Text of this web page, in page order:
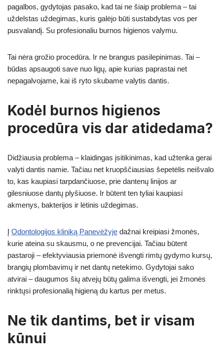
pagalbos, gydytojas pasako, kad tai ne šiaip problema – tai
uždelstas uždegimas, kuris galėjo būti sustabdytas vos per
pusvalandį. Su profesionaliu burnos higienos valymu.
Tai nėra grožio procedūra. Ir ne brangus pasilepinimas. Tai –
būdas apsaugoti save nuo ligų, apie kurias paprastai net
nepagalvojame, kai iš ryto skubame valytis dantis.
Kodėl burnos higienos
procedūra vis dar atidedama?
Didžiausia problema – klaidingas įsitikinimas, kad užtenka gerai
valyti dantis namie. Tačiau net kruopščiausias šepetėlis neišvalo
to, kas kaupiasi tarpdančiuose, prie dantenų linijos ar
gilesniuose dantų plyšiuose. Ir būtent ten tyliai kaupiasi
akmenys, bakterijos ir lėtinis uždegimas.
Į Odontologijos kliniką Panevėžyje dažnai kreipiasi žmonės,
kurie ateina su skausmu, o ne prevencijai. Tačiau būtent
pastaroji – efektyviausia priemonė išvengti rimtų gydymo kursų,
brangių plombavimų ir net dantų netekimo. Gydytojai sako
atvirai – daugumos šių atvejų būtų galima išvengti, jei žmonės
rinktųsi profesionalią higieną du kartus per metus.
Ne tik dantims, bet ir visam
kūnui